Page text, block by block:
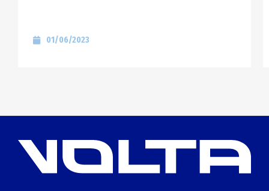
01/06/2023